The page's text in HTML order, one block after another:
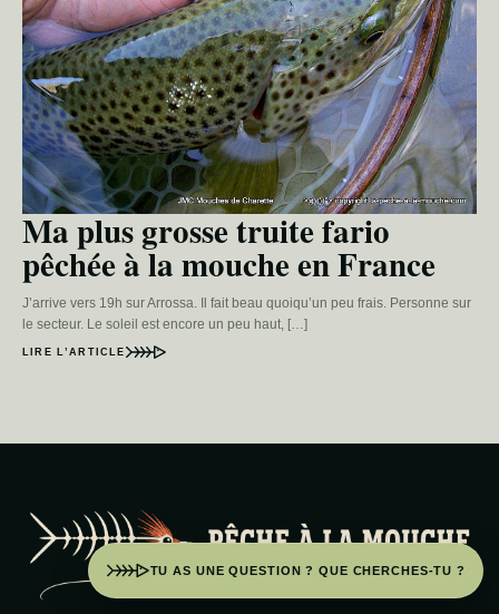
Ma plus grosse truite fario
pêchée à la mouche en France
J’arrive vers 19h sur Arrossa. Il fait beau quoiqu’un peu frais. Personne sur
le secteur. Le soleil est encore un peu haut, […]
LIRE L’ARTICLE
TU AS UNE QUESTION ? QUE CHERCHES-TU ?